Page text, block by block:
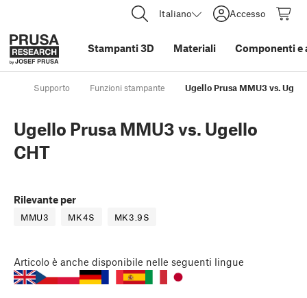
Italiano Accesso
Stampanti 3D Materiali Componenti e
Supporto Funzioni stampante Ugello Prusa MMU3 vs.
Ugello Prusa MMU3 vs. Ugello
CHT
Rilevante per
MMU3 MK4S MK3.9S
Articolo è anche disponibile nelle seguenti lingue